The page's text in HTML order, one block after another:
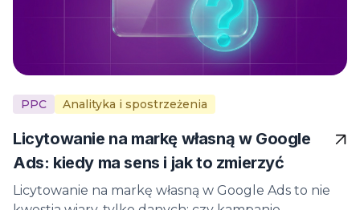
PPC Analityka i spostrzeżenia
Licytowanie na markę własną w Google
Ads: kiedy ma sens i jak to zmierzyć
Licytowanie na markę własną w Google Ads to nie